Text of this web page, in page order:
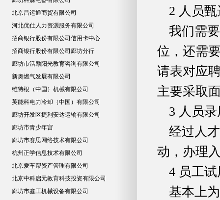
2 人员甄
我们需
位，还需
请表对应
主要采取
3 人员录
经过人
动，办理
4 员工试
基本上
北京昌运通商贸有限公司
河北优仕人力资源服务有限公司
招商银行股份有限公司信用卡中心
招商银行股份有限公司廊坊分行
廊坊市活励阳光教育咨询有限公司
新奥燃气发展有限公司
维特根（中国）机械有限公司
英能科电力冷却（中国）有限公司
廊坊开发区捷利安达运输有限公司
廊坊市青少年宫
廊坊市赛思网络技术有限公司
杭州正学信息技术有限公司
北京爱车帮资产管理有限公司
北京中科启元教育科技投资有限公司
廊坊市鑫工机械设备有限公司